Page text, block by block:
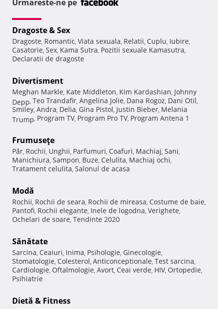
Urmareste-ne pe
Dragoste & Sex
Dragoste, Romantic, Viata sexuala, Relatii, Cuplu, Iubire,
Casatorie, Sex, Kama Sutra, Pozitii sexuale Kamasutra,
Declaratii de dragoste
Divertisment
Meghan Markle, Kate Middleton, Kim Kardashian, Johnny
Depp, Teo Trandafir, Angelina Jolie, Dana Rogoz, Dani Otil,
Smiley, Andra, Delia, Gina Pistol, Justin Bieber, Melania
Trump, Program TV, Program Pro TV, Program Antena 1
Frumuseţe
Păr, Rochii, Unghii, Parfumuri, Coafuri, Machiaj, Sani,
Manichiura, Sampon, Buze, Celulita, Machiaj ochi,
Tratament celulita, Salonul de acasa
Modă
Rochii, Rochii de seara, Rochii de mireasa, Costume de baie,
Pantofi, Rochii elegante, Inele de logodna, Verighete,
Ochelari de soare, Tendinte 2020
Sănătate
Sarcina, Ceaiuri, Inima, Psihologie, Ginecologie,
Stomatologie, Colesterol, Anticonceptionale, Test sarcina,
Cardiologie, Oftalmologie, Avort, Ceai verde, HIV, Ortopedie,
Psihiatrie
Dietă & Fitness